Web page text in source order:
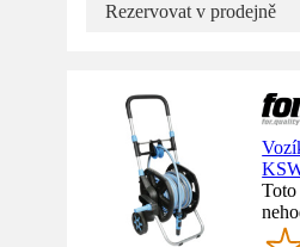
Rezervovat v prodejně